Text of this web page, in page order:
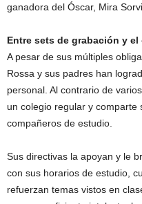
ganadora del Óscar, Mira
Entre sets de grabación y el
A pesar de sus múltiples
Rossa y sus padres han
personal. Al contrario de
un colegio regular y
compañeros de estudio.
Sus directivas la apoyan y le
con sus horarios de estudio,
refuerzan temas vistos en